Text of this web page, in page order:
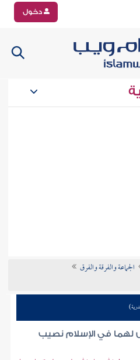
دخول
الجماعة والفرقة والفرق
في الإسلام نصيب